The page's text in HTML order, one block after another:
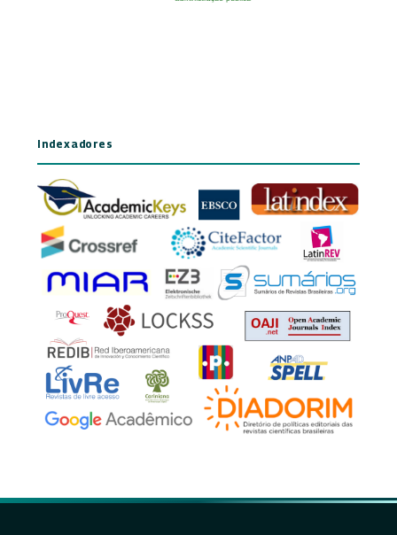
Indexadores